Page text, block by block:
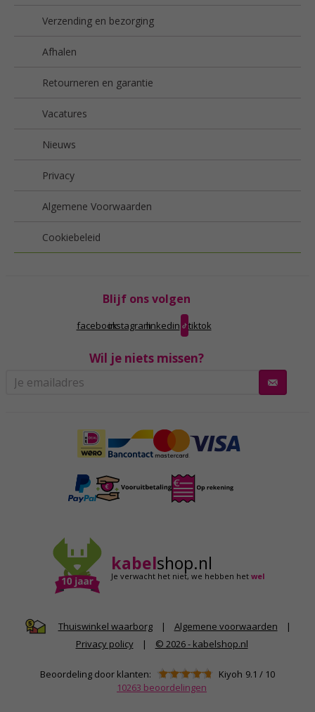
Verzending en bezorging
Afhalen
Retourneren en garantie
Vacatures
Nieuws
Privacy
Algemene Voorwaarden
Cookiebeleid
Blijf ons volgen
facebookinstagramlinkedin tiktok
Wil je niets missen?
kabelshop.nl
Je verwacht het niet,we hebben hetwel
Thuiswinkel waarborg | Algemene voorwaarden
|
Privacy policy
| © 2026 - kabelshop.nl
Beoordeling door klanten: Kiyoh 9.1 / 10
10263 beoordelingen